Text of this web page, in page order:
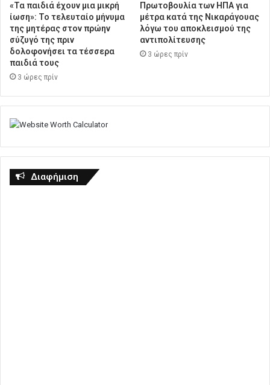
«Τα παιδιά έχουν μια μικρή
ίωση»: Το τελευταίο μήνυμα
της μητέρας στον πρώην
σύζυγό της πριν
δολοφονήσει τα τέσσερα
παιδιά τους
3 ώρες πρίν
Πρωτοβουλία των ΗΠΑ για
μέτρα κατά της Νικαράγουας
λόγω του αποκλεισμού της
αντιπολίτευσης
3 ώρες πρίν
Διαφήμιση